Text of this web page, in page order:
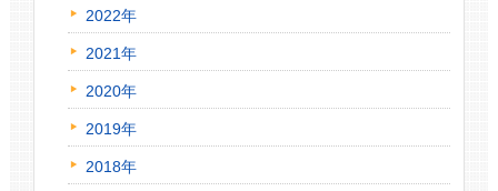
2022年
2021年
2020年
2019年
2018年